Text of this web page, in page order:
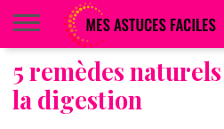
BEAUTÉ
COIFFURE
ALIMENTATION
MAQUILLAGE
MAISON
5 remèdes
la digestion